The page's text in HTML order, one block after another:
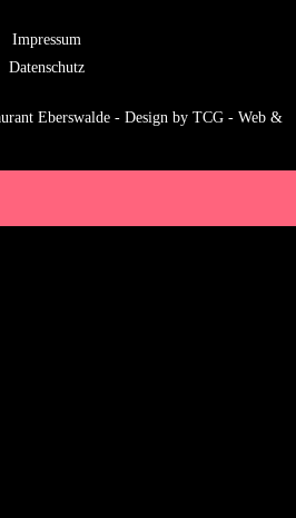
Eberswalde - Design by TCG - Web &
Impressum
Datenschutz